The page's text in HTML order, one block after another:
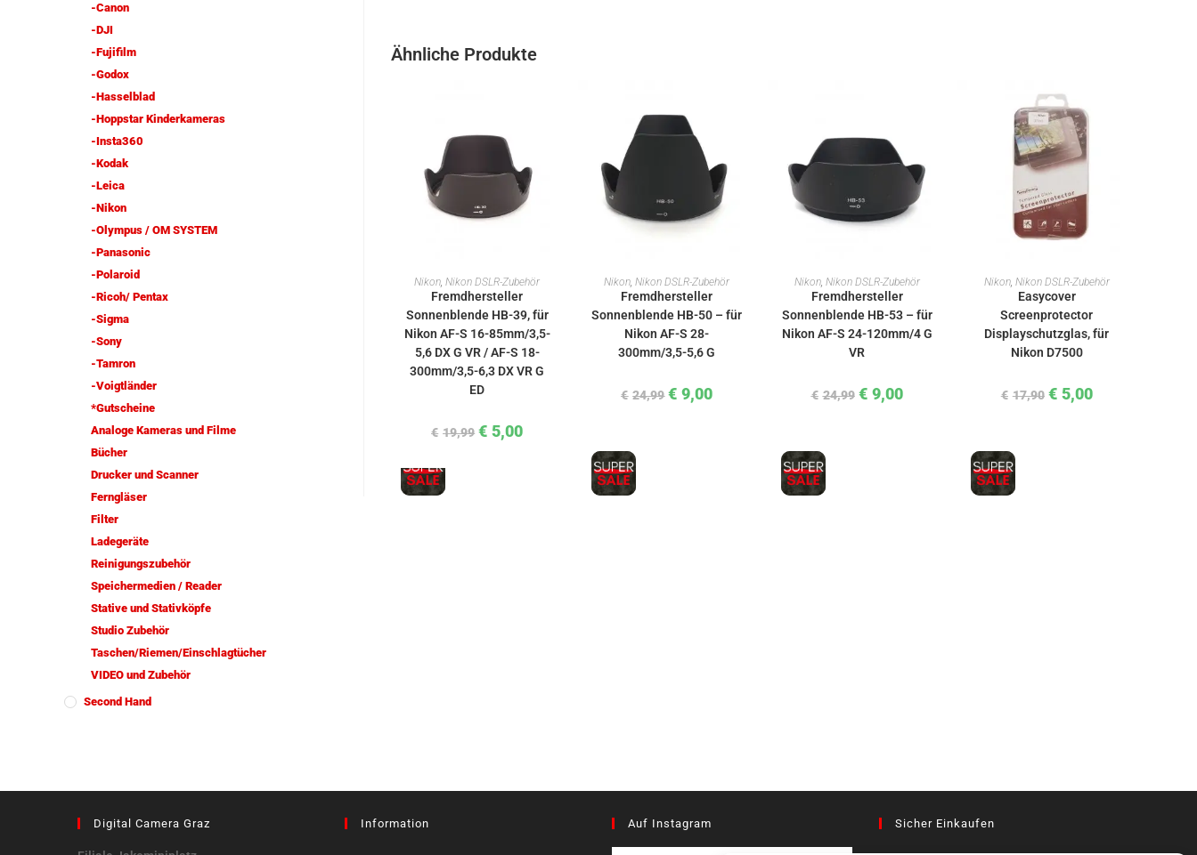
Ähnliche Produkte
IN DEN WARENKORB
Nikon,Nikon DSLR-Zubehör
Fremdhersteller
Sonnenblende HB-39, für
Nikon AF-S 16-85mm/3,5-
5,6 DX G VR / AF-S 18-
300mm/3,5-6,3 DX VR G
ED
€ 19,99 € 5,00
IN DEN WARENKORB
Nikon,Nikon DSLR-Zubehör
Fremdhersteller
Sonnenblende HB-50 – für
Nikon AF-S 28-
300mm/3,5-5,6 G
€ 24,99 € 9,00
IN DEN WARENKORB
Nikon, Nikon DSLR-Zubehör
Fremdhersteller
Sonnenblende HB-53 – für
Nikon AF-S 24-120mm/4 G
VR
€ 24,99 € 9,00
IN DEN WARENKORB
Nikon, Nikon DSLR-Zubehör
Easycover
Screenprotector
Displayschutzglas, für
Nikon D7500
€ 17,90 € 5,00
-Canon
-DJI
-Fujifilm
-Godox
-Hasselblad
-Hoppstar Kinderkameras
-Insta360
-Kodak
-Leica
-Nikon
-Olympus / OM SYSTEM
-Panasonic
-Polaroid
-Ricoh/ Pentax
-Sigma
-Sony
-Tamron
-Voigtländer
*Gutscheine
Analoge Kameras und Filme
Bücher
Drucker und Scanner
Ferngläser
Filter
Ladegeräte
Reinigungszubehör
Speichermedien / Reader
Stative und Stativköpfe
Studio Zubehör
Taschen/Riemen/Einschlagtücher
VIDEO und Zubehör
Second Hand
Digital Camera Graz Information Auf Instagram Sicher Einkaufen